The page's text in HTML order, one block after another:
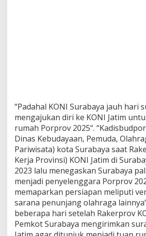
“Padahal KONI Surabaya jauh hari
mengajukan diri ke KONI Jatim
rumah Porprov 2025“.
Dinas Kebudayaan, Pemuda,
Pariwisata) kota Surabaya saat
Kerja Provinsi) KONI Jatim di
2023 lalu menegaskan Surabaya
menjadi penyelenggara Porprov
memaparkan persiapan meliputi
sarana penunjang olahraga
beberapa hari setelah Rakerprov
Pemkot Surabaya mengirimkan